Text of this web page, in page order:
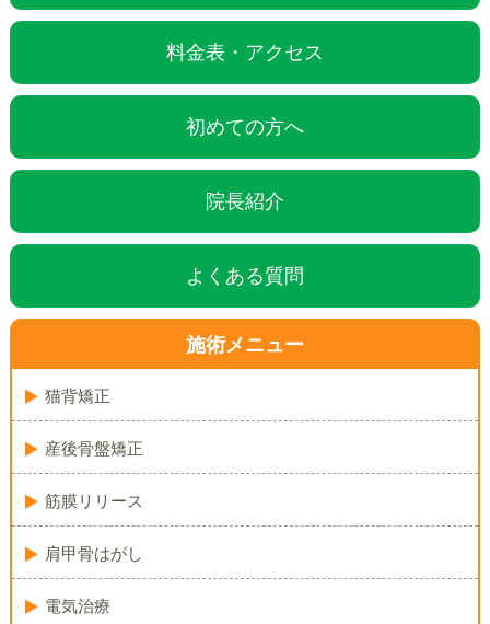
料金表・アクセス
初めての方へ
院長紹介
よくある質問
施術メニュー
猫背矯正
産後骨盤矯正
筋膜リリース
肩甲骨はがし
電気治療